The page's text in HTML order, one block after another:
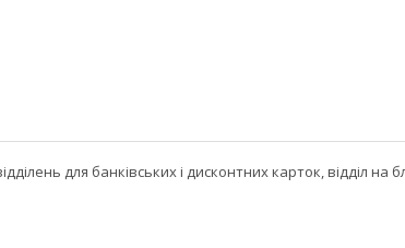
для банківських і дисконтних карток, відділ на